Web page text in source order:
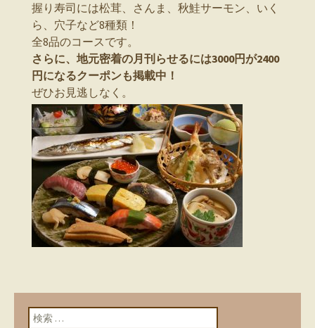
握り寿司には松茸、さんま、秋鮭サーモン、いく
ら、穴子など8種類！
全8品のコースです。
さらに、地元密着の月刊らせるには3000円が2400
円になるクーポンも掲載中！
ぜひお見逃しなく。
検索: